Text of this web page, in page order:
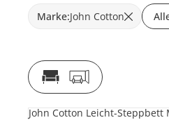
Marke:John Cotton
John Cotton Leicht-Steppbett